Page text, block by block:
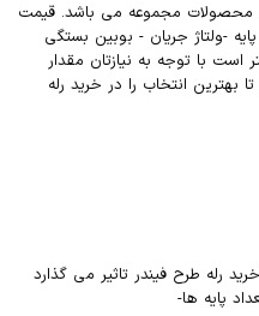
مجموعه می باشد. قیمت
-ولتاژ جریان - بوبین بستگی
است با توجه به نیازتان مقدار
بهترین انتخاب را در خرید رله
رله طرح فیندر تاثیر می گذارد
پایه ها-